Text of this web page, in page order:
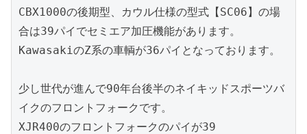
CBX1000の後期型、カウル仕様の型式【SC06】の場
合は39パイでセミエア加圧機能があります。
KawasakiのZ系の車輌が36パイとなっております。
少し世代が進んで90年台後半のネイキッドスポーツバ
イクのフロントフォークです。
XJR400のフロントフォークのパイが39